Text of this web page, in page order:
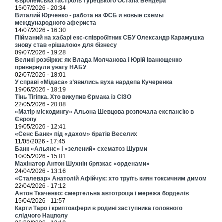
15/07/2026 - 20:34
Виталий Юрченко - работа на ФСБ и новые схемы
международного афериста
14/07/2026 - 16:30
Пійманий на хабарі екс-співробітник СБУ Олександр Карамушка
знову став «рішалою» для бізнесу
09/07/2026 - 19:28
Великі розбірки: як Влада Молчанова і Юрій Іванющенко
привернули увагу НАБУ
02/07/2026 - 18:01
У справі «Мідаса» з’явились вуха нардепа Кучеренка
19/06/2026 - 18:19
Тінь Тігіпка. Хто викупив Єрмака із СІЗО
22/05/2026 - 20:08
«Матір міскодингу» Альона Шевцова розпочала експансію в
Європу
19/05/2026 - 12:41
«Сенс Банк» під «дахом» братів Веселих
11/05/2026 - 17:45
Банк «Альянс» і «зелений» схематоз Шурми
10/05/2026 - 15:01
Махінатор Антон Шухнін брязкає «орденами»
24/04/2026 - 13:16
«Сталевар» Анатолій Афійчук: хто труїть киян токсичним димом
22/04/2026 - 17:12
Антон Ткаченко: смертельна автотроща і мережа борделів
15/04/2026 - 11:57
Карти Таро і криптоафери в родині заступника головного
слідчого Нацполу